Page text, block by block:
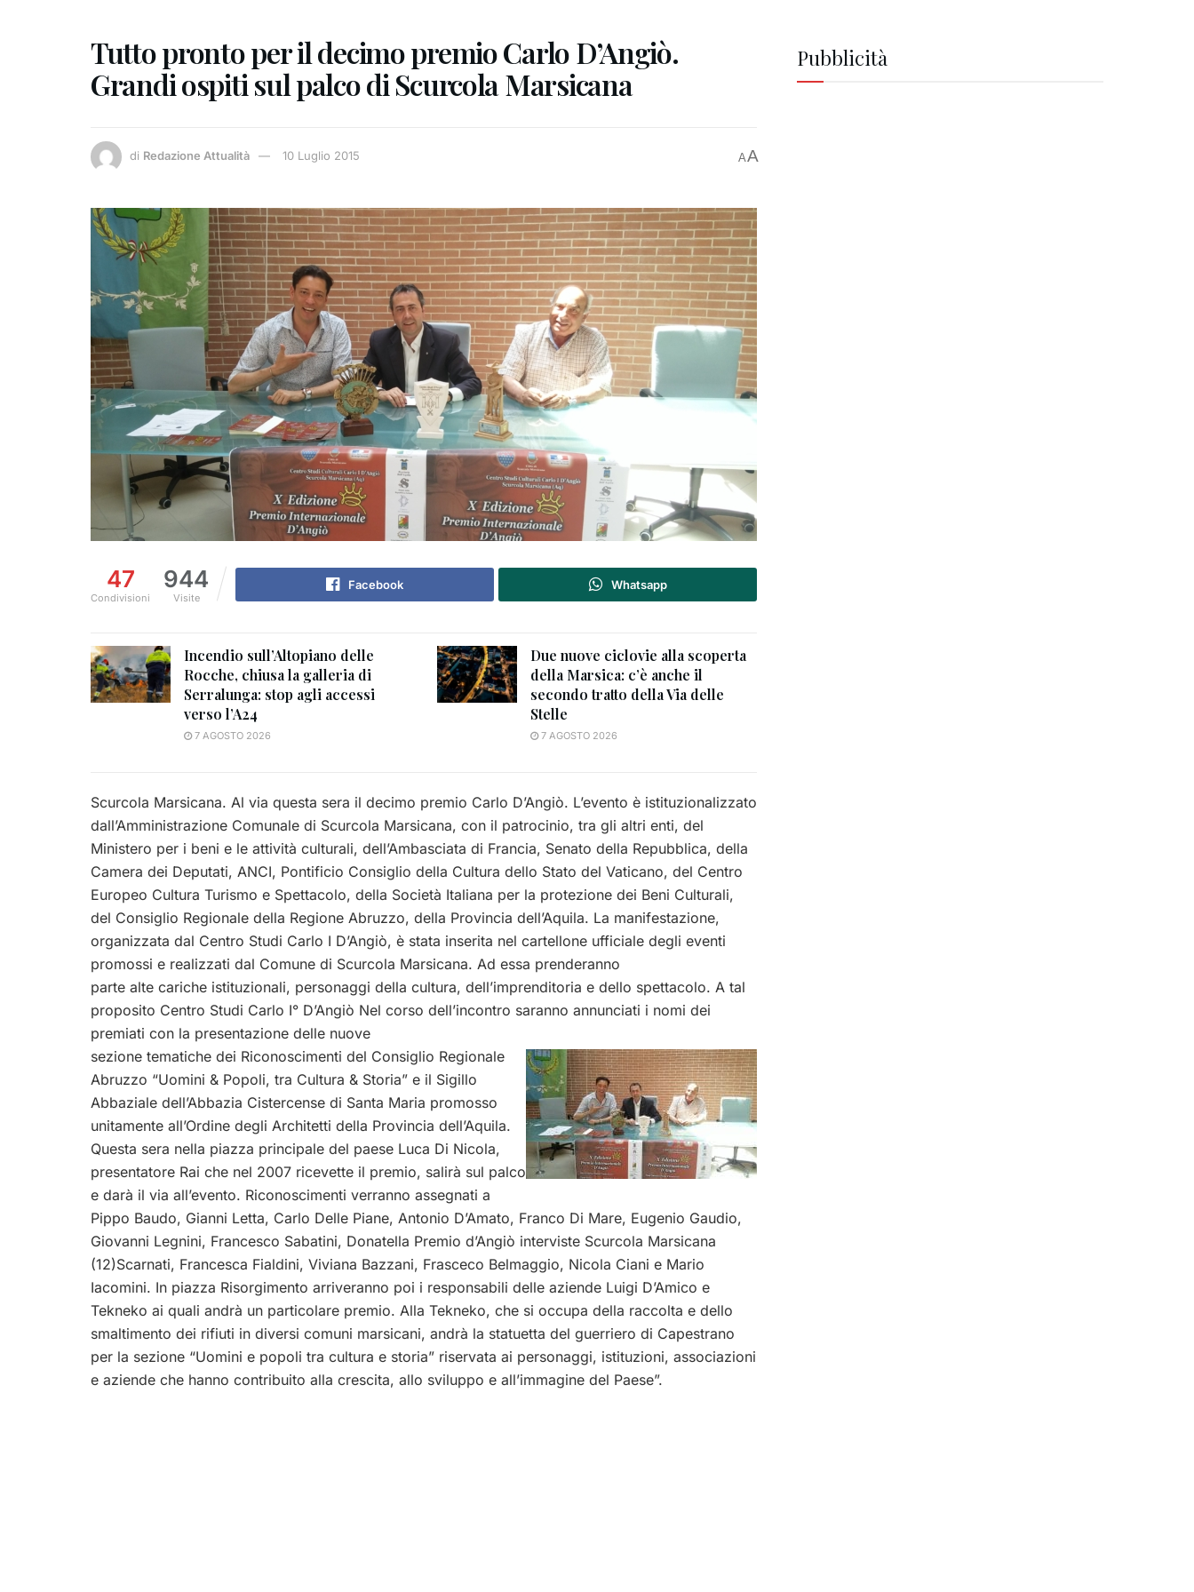
Tutto pronto per il decimo premio Carlo D’Angiò.
Grandi ospiti sul palco di Scurcola Marsicana
di Redazione Attualità 10 Luglio 2015 AA
47
Condivisioni
944
Visite
Facebook Whatsapp
Incendio sull’Altopiano delle
Rocche, chiusa la galleria di
Serralunga: stop agli accessi
verso l’A24
7 AGOSTO 2026
Due nuove ciclovie alla scoperta
della Marsica: c’è anche il
secondo tratto della Via delle
Stelle
7 AGOSTO 2026
Scurcola Marsicana. Al via questa sera il decimo premio Carlo D’Angiò. L’evento è istituzionalizzato
dall’Amministrazione Comunale di Scurcola Marsicana, con il patrocinio, tra gli altri enti, del
Ministero per i beni e le attività culturali, dell’Ambasciata di Francia, Senato della Repubblica, della
Camera dei Deputati, ANCI, Pontificio Consiglio della Cultura dello Stato del Vaticano, del Centro
Europeo Cultura Turismo e Spettacolo, della Società Italiana per la protezione dei Beni Culturali,
del Consiglio Regionale della Regione Abruzzo, della Provincia dell’Aquila. La manifestazione,
organizzata dal Centro Studi Carlo I D’Angiò, è stata inserita nel cartellone ufficiale degli eventi
promossi e realizzati dal Comune di Scurcola Marsicana. Ad essa prenderanno
parte alte cariche istituzionali, personaggi della cultura, dell’imprenditoria e dello spettacolo. A tal
proposito Centro Studi Carlo I° D’Angiò Nel corso dell’incontro saranno annunciati i nomi dei
premiati con la presentazione delle nuove
sezione tematiche dei Riconoscimenti del Consiglio Regionale
Abruzzo “Uomini & Popoli, tra Cultura & Storia” e il Sigillo
Abbaziale dell’Abbazia Cistercense di Santa Maria promosso
unitamente all’Ordine degli Architetti della Provincia dell’Aquila.
Questa sera nella piazza principale del paese Luca Di Nicola,
presentatore Rai che nel 2007 ricevette il premio, salirà sul palco
e darà il via all’evento. Riconoscimenti verranno assegnati a
Pippo Baudo, Gianni Letta, Carlo Delle Piane, Antonio D’Amato, Franco Di Mare, Eugenio Gaudio,
Giovanni Legnini, Francesco Sabatini, Donatella Premio d’Angiò interviste Scurcola Marsicana
(12)Scarnati, Francesca Fialdini, Viviana Bazzani, Frasceco Belmaggio, Nicola Ciani e Mario
Iacomini. In piazza Risorgimento arriveranno poi i responsabili delle aziende Luigi D’Amico e
Tekneko ai quali andrà un particolare premio. Alla Tekneko, che si occupa della raccolta e dello
smaltimento dei rifiuti in diversi comuni marsicani, andrà la statuetta del guerriero di Capestrano
per la sezione “Uomini e popoli tra cultura e storia” riservata ai personaggi, istituzioni, associazioni
e aziende che hanno contribuito alla crescita, allo sviluppo e all’immagine del Paese”.
Pubblicità